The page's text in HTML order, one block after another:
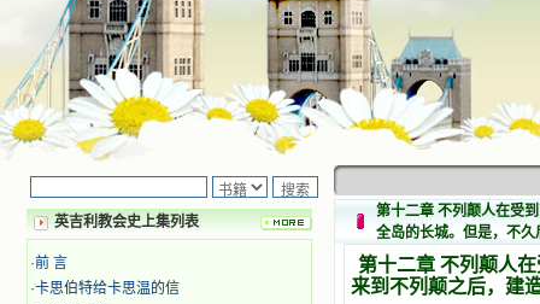
英吉利教会史上集列表
·前 言
·卡思伯特给卡思温的信
第十二章 不列颠人在受
全岛的长城。但是，不
第十二章 不列颠人
来到不列颠之后，建